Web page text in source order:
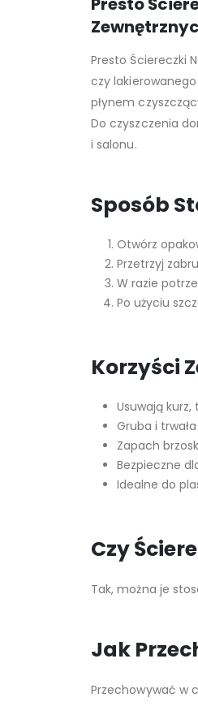
Presto Ściereczki
czy
płynem
Do czyszczenia
i salonu.
Sposób
Otwórz
Przetrzyj
W razie
Po użyciu
Korzyści
Usuwają
Gruba i
Zapach
Bezpieczne
Idealne do
Czy
Tak, można je
Jak
Przechowywać w